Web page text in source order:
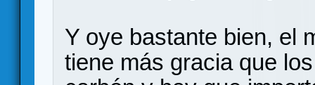
Y oye bastante bien, el
tiene más gracia que